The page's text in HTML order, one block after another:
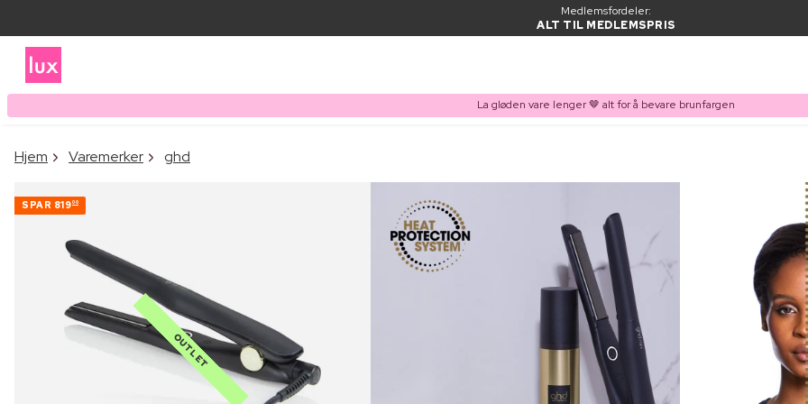
Medlemsfordeler:
ALT TIL MEDLEMSPRIS
La gløden vare lenger 🤎 alt for å bevare brunfargen
Hjem Varemerker ghd
SPAR 81900
OUTLET